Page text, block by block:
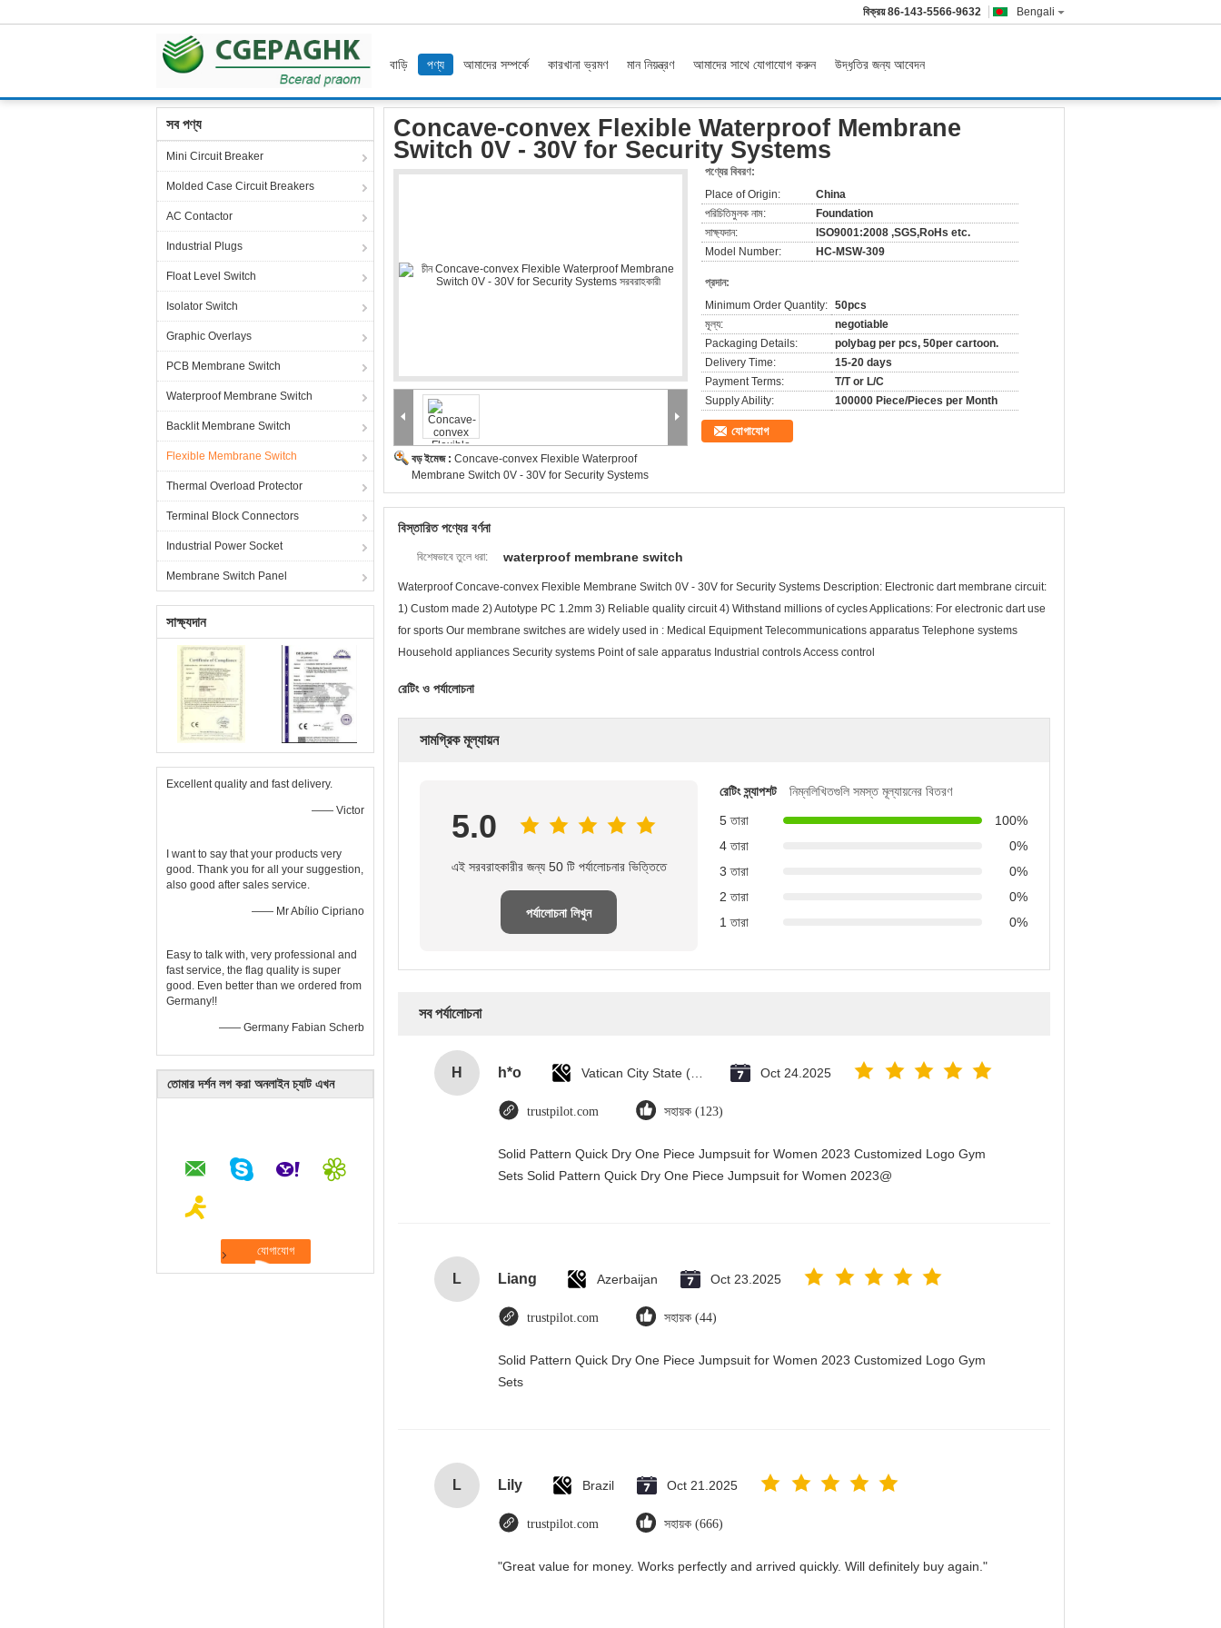
Bengali
বিক্রয়86-143-5566-9632
বাড়ি পণ্য আমাদের সম্পর্কে কারখানা ভ্রমণ মান নিয়ন্ত্রণ আমাদের সাথে যোগাযোগ করুন উদ্ধৃতির জন্য আবেদন
সব পণ্য
Mini Circuit Breaker
Molded Case Circuit Breakers
AC Contactor
Industrial Plugs
Float Level Switch
Isolator Switch
Graphic Overlays
PCB Membrane Switch
Waterproof Membrane Switch
Backlit Membrane Switch
Flexible Membrane Switch
Thermal Overload Protector
Terminal Block Connectors
Industrial Power Socket
Membrane Switch Panel
সাক্ষ্যদান
Excellent quality and fast delivery.
—— Victor
I want to say that your products very
good. Thank you for all your suggestion,
also good after sales service.
—— Mr Abílio Cipriano
Easy to talk with, very professional and
fast service, the flag quality is super
good. Even better than we ordered from
Germany!!
—— Germany Fabian Scherb
তোমার দর্শন লগ করা অনলাইন চ্যাট এখন
Concave-convex Flexible Waterproof Membrane
Switch 0V - 30V for Security Systems
বড় ইমেজ : Concave-convex Flexible Waterproof
Membrane Switch 0V - 30V for Security Systems
পণ্যের বিবরণ:
Place of Origin:
China
পরিচিতিমুলক নাম:
Foundation
সাক্ষ্যদান:
ISO9001:2008 ,SGS,RoHs etc.
Model Number:
HC-MSW-309
প্রদান:
Minimum Order Quantity: 50pcs
মূল্য:
negotiable
Packaging Details:
polybag per pcs, 50per cartoon.
Delivery Time:
15-20 days
Payment Terms:
T/T or L/C
Supply Ability:
100000 Piece/Pieces per Month
যোগাযোগ
বিস্তারিত পণ্যের বর্ণনা
বিশেষভাবে তুলে ধরা: waterproof membrane switch
Waterproof Concave-convex Flexible Membrane Switch 0V - 30V for Security Systems Description: Electronic dart membrane circuit:
1) Custom made 2) Autotype PC 1.2mm 3) Reliable quality circuit 4) Withstand millions of cycles Applications: For electronic dart use
for sports Our membrane switches are widely used in : Medical Equipment Telecommunications apparatus Telephone systems
Household appliances Security systems Point of sale apparatus Industrial controls Access control
রেটিং ও পর্যালোচনা
সামগ্রিক মূল্যায়ন
5.0
এই সরবরাহকারীর জন্য 50 টি পর্যালোচনার ভিত্তিতে
পর্যালোচনা লিখুন
রেটিং স্ন্যাপশট
নিম্নলিখিতগুলি সমস্ত মূল্যায়নের বিতরণ
5 তারা
100%
4 তারা
0%
3 তারা
0%
2 তারা
0%
1 তারা
0%
সব পর্যালোচনা
H h*o Oct 24.2025
trustpilot.com সহায়ক (123)
Solid Pattern Quick Dry One Piece Jumpsuit for Women 2023 Customized Logo Gym
Sets Solid Pattern Quick Dry One Piece Jumpsuit for Women 2023@
L Liang Azerbaijan Oct 23.2025
trustpilot.com সহায়ক (44)
Solid Pattern Quick Dry One Piece Jumpsuit for Women 2023 Customized Logo Gym
Sets
L Lily Brazil Oct 21.2025
trustpilot.com সহায়ক (666)
"Great value for money. Works perfectly and arrived quickly. Will definitely buy again."